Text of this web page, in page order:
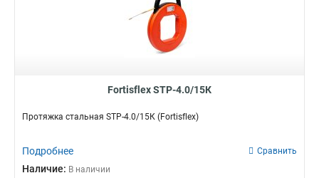
Fortisflex STP-4.0/15К
Протяжка стальная STP-4.0/15К (Fortisflex)
Подробнее Сравнить
Наличие: В наличии